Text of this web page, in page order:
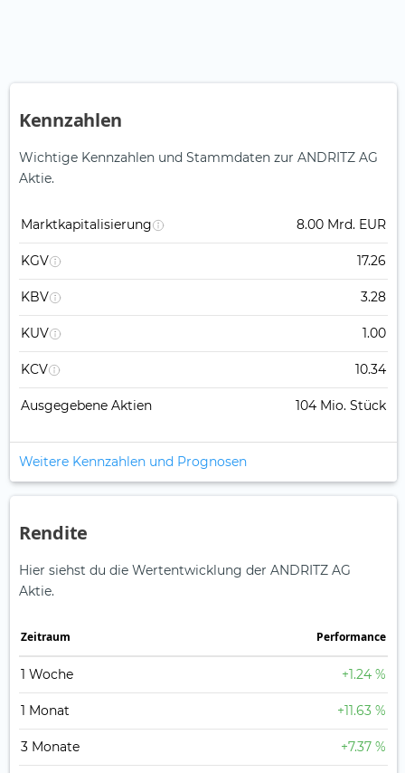
Kennzahlen
Wichtige Kennzahlen und Stammdaten zur ANDRITZ AG
Aktie.
Marktkapitalisierung 8.00 Mrd. EUR
KGV 17.26
KBV 3.28
KUV 1.00
KCV 10.34
Ausgegebene Aktien 104 Mio. Stück
Weitere Kennzahlen und Prognosen
Rendite
Hier siehst du die Wertentwicklung der ANDRITZ AG
Aktie.
Zeitraum Perfor­mance
1 Woche +1.24 %
1 Monat +11.63 %
3 Monate +7.37 %